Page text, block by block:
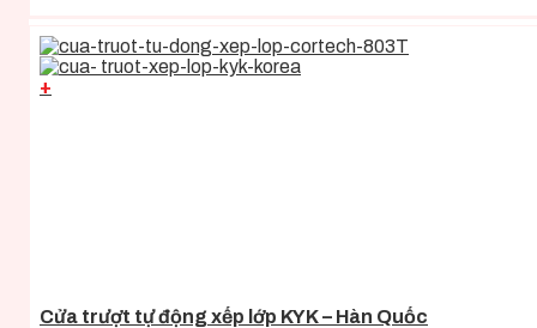
+
Cửa trượt tự động xếp lớp KYK – Hàn Quốc